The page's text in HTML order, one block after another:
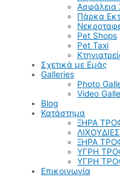
Ασφάλεια
Πάρκα
Pet Shops
Pet Taxi
Σχετικά με Εμάς
Galleries
Photo
Video
Blog
Κατάστημα
ΞΗΡΑ
ΞΗΡΑ
ΥΓΡΗ
ΥΓΡΗ
Επικοινωνία